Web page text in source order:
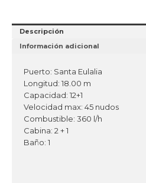
Descripción
Información adicional
Puerto: Santa Eulalia
Longitud: 18.00 m
Capacidad: 12+1
Velocidad max: 45 nudos
Combustible: 360 l/h
Cabina: 2 + 1
Baño: 1